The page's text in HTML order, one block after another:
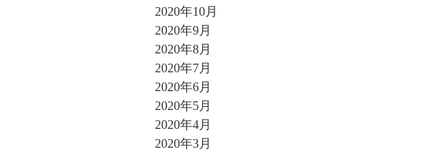
2020年10月
2020年9月
2020年8月
2020年7月
2020年6月
2020年5月
2020年4月
2020年3月